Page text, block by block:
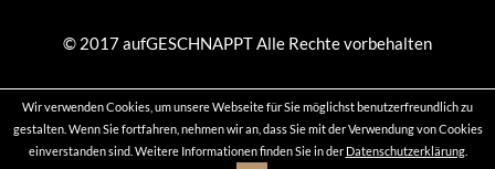
Wir verwenden Cookies, um unsere Webseite für Sie möglichst benutzerfreundlich zu
gestalten. Wenn Sie fortfahren, nehmen wir an, dass Sie mit der Verwendung von Cookies
einverstanden sind. Weitere Informationen finden Sie in der Datenschutzerklärung.
© 2017 aufGESCHNAPPT Alle Rechte vorbehalten
KONTAKT DATENSCHUTZ IMPRESSUM